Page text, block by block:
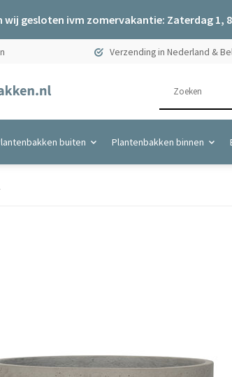
wij gesloten ivm zomervakantie: Zaterdag 1,
Verzending in Nederland &
buiten Plantenbakken binnen